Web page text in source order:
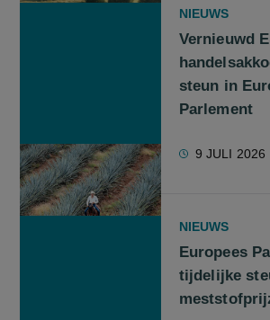
NIEUWS
Vernieuwd
steun in
Parlement
9 JULI 2026
NIEUWS
Europees
tijdelijke